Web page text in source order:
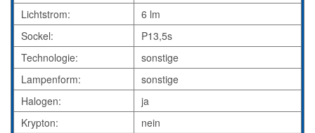
Lichtstrom:
6 lm
Sockel:
P13,5s
Technologie:
sonstige
Lampenform:
sonstige
Halogen:
ja
Krypton:
nein